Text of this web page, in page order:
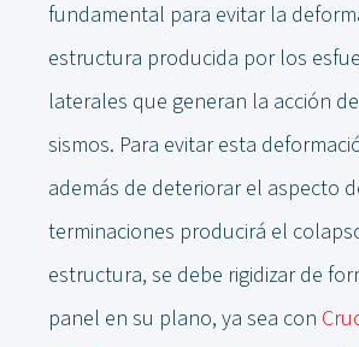
fundamental para evitar la
estructura producida por los
laterales que generan la acción
sismos. Para evitar esta
además de deteriorar el aspecto
terminaciones producirá el
estructura, se debe rigidizar de
panel en su plano, ya sea con